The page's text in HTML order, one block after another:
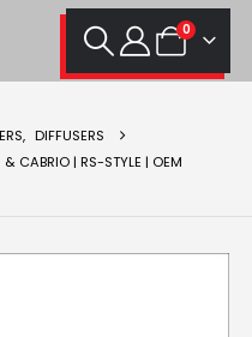
0
, DIFFUSERS
CABRIO | RS-STYLE | OEM